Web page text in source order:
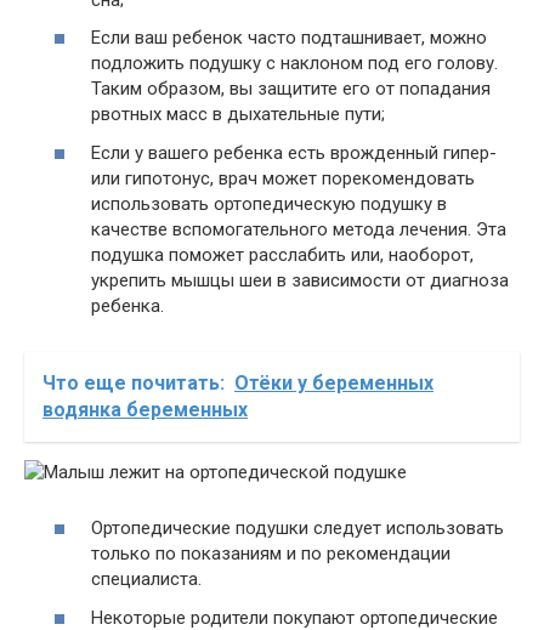
Если ваш ребенок часто подташнивает, можно
подложить подушку с наклоном под его голову.
Таким образом, вы защитите его от попадания
рвотных масс в дыхательные пути;
Если у вашего ребенка есть врожденный гипер-
или гипотонус, врач может порекомендовать
использовать ортопедическую подушку в
качестве вспомогательного метода лечения. Эта
подушка поможет расслабить или, наоборот,
укрепить мышцы шеи в зависимости от диагноза
ребенка.
Что еще почитать: Отёки у беременных
водянка беременных
Ортопедические подушки следует использовать
только по показаниям и по рекомендации
специалиста.
Некоторые родители покупают ортопедические